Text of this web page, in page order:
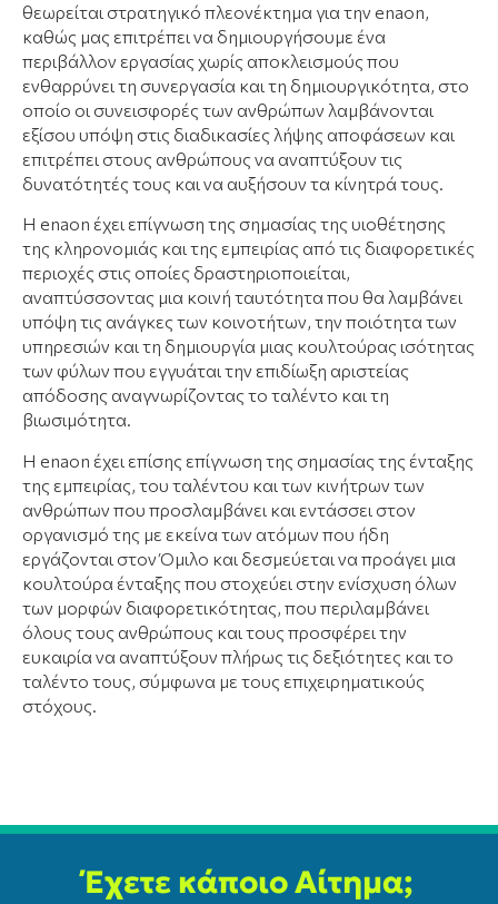
θεωρείται στρατηγικό πλεονέκτημα για την enaon,
καθώς μας επιτρέπει να δημιουργήσουμε ένα
περιβάλλον εργασίας χωρίς αποκλεισμούς που
ενθαρρύνει τη συνεργασία και τη δημιουργικότητα, στο
οποίο οι συνεισφορές των ανθρώπων λαμβάνονται
εξίσου υπόψη στις διαδικασίες λήψης αποφάσεων και
επιτρέπει στους ανθρώπους να αναπτύξουν τις
δυνατότητές τους και να αυξήσουν τα κίνητρά τους.
Η enaon έχει επίγνωση της σημασίας της υιοθέτησης
της κληρονομιάς και της εμπειρίας από τις διαφορετικές
περιοχές στις οποίες δραστηριοποιείται,
αναπτύσσοντας μια κοινή ταυτότητα που θα λαμβάνει
υπόψη τις ανάγκες των κοινοτήτων, την ποιότητα των
υπηρεσιών και τη δημιουργία μιας κουλτούρας ισότητας
των φύλων που εγγυάται την επιδίωξη αριστείας
απόδοσης αναγνωρίζοντας το ταλέντο και τη
βιωσιμότητα.
Η enaon έχει επίσης επίγνωση της σημασίας της ένταξης
της εμπειρίας, του ταλέντου και των κινήτρων των
ανθρώπων που προσλαμβάνει και εντάσσει στον
οργανισμό της με εκείνα των ατόμων που ήδη
εργάζονται στον Όμιλο και δεσμεύεται να προάγει μια
κουλτούρα ένταξης που στοχεύει στην ενίσχυση όλων
των μορφών διαφορετικότητας, που περιλαμβάνει
όλους τους ανθρώπους και τους προσφέρει την
ευκαιρία να αναπτύξουν πλήρως τις δεξιότητες και το
ταλέντο τους, σύμφωνα με τους επιχειρηματικούς
στόχους.
Έχετε κάποιο Αίτημα;